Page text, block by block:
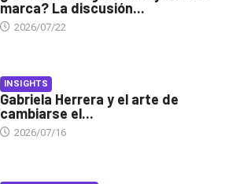
marca? La discusión...
2026/07/22
INSIGHTS
Gabriela Herrera y el arte de
cambiarse el...
2026/07/16